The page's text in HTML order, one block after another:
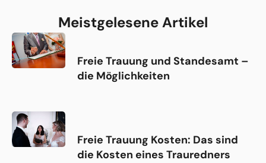
Meistgelesene Artikel
Freie Trauung und Standesamt –
die Möglichkeiten
Freie Trauung Kosten: Das sind
die Kosten eines Trauredners